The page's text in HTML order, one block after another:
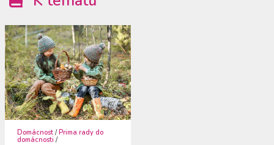
Domácnost /Prima rady do
domácnosti /